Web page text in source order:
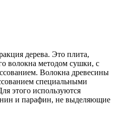
дерева. Это плита,
волокна методом сушки, с
Волокна древесины
специальными
этого используются
и парафин, не выделяющие